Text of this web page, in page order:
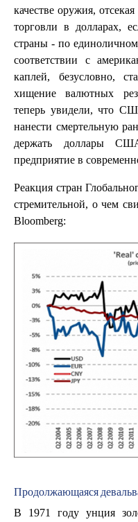
качестве оружия,
торговли в долларах,
страны - по
соответствии с
каплей, безусловно,
хищение валютных
теперь увидели, что
нанести смертельную
держать доллары
предприятие в
Реакция стран
стремительной, о чем
Bloomberg:
Продолжающаяся
В 1971 году унция